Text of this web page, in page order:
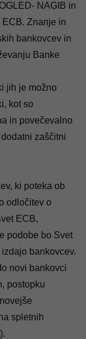
NAGIB in
ECB. Znanje in
bankovcev in
Banke
jih je možno
kot so
in povečevalno
zaščitni
ki poteka ob
odločitev o
ECB,
podobe bo Svet
bankovcev.
novi bankovci
postopku
spletnih